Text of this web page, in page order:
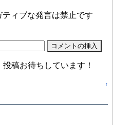
ィブな発言は禁止です
稿お待ちしています！
↑